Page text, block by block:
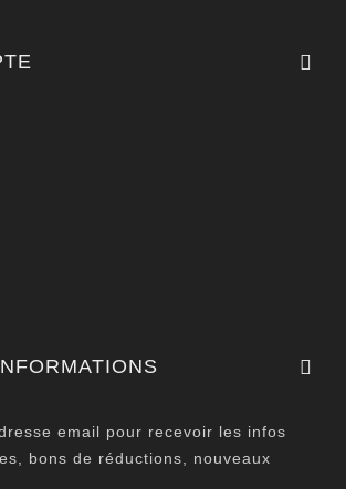
email pour recevoir les infos
bons de réductions, nouveaux